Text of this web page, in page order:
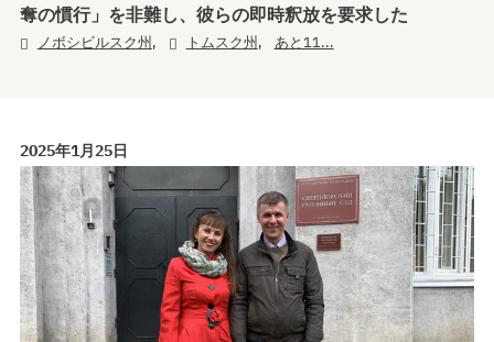
奪の慣行」を非難し、彼らの即時釈放を要求した
ノボシビルスク州, トムスク州, あと11...
2025年1月25日